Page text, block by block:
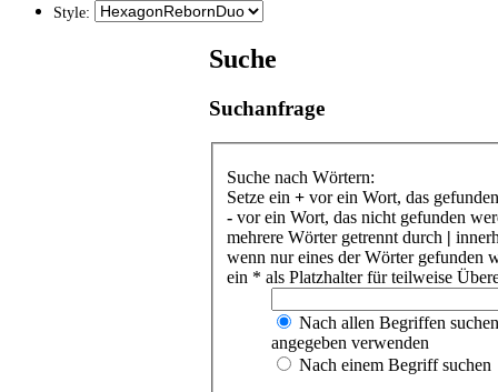
Style:
Suche
Suchanfrage
Suche nach Wörtern:
Setze ein + vor ein Wort, das
- vor ein Wort, das nicht gefunden
mehrere Wörter getrennt durch |
wenn nur eines der Wörter gefunden
ein * als Platzhalter für teilweise
Nach allen Begriffen
angegeben verwenden
Nach einem Begriff suchen